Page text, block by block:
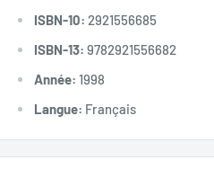
ISBN-10: 2921556685
ISBN-13: 9782921556682
Année: 1998
Langue: Français